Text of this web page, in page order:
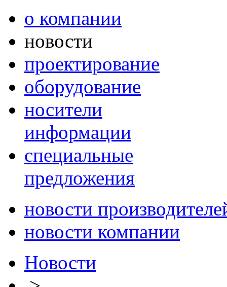
о компании
новости
проектирование
оборудование
носители
информации
специальные
предложения
новости
новости компании
Новости